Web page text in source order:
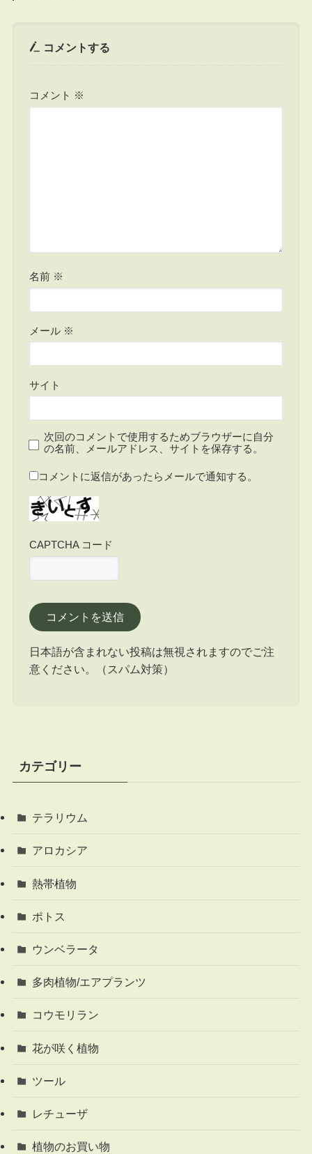
コメントする
コメント ※
名前 ※
メール ※
サイト
次回のコメントで使用するためブラウザーに自分
の名前、メールアドレス、サイトを保存する。
コメントに返信があったらメールで通知する。
CAPTCHA コード
日本語が含まれない投稿は無視されますのでご注
意ください。（スパム対策）
カテゴリー
テラリウム
アロカシア
熱帯植物
ポトス
ウンベラータ
多肉植物/エアプランツ
コウモリラン
花が咲く植物
ツール
レチューザ
植物のお買い物